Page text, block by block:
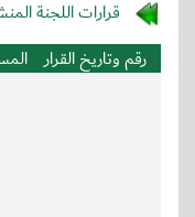
قرارات اللجنة
رقم وتاريخ القرار